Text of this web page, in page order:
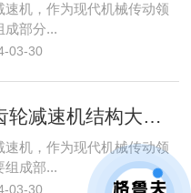
速机，作为现代机械传动领
成部分...
03-30
**行星齿轮减速机结构大解析，选型不再迷茫**
速机，作为现代机械传动领
组成部...
03-30